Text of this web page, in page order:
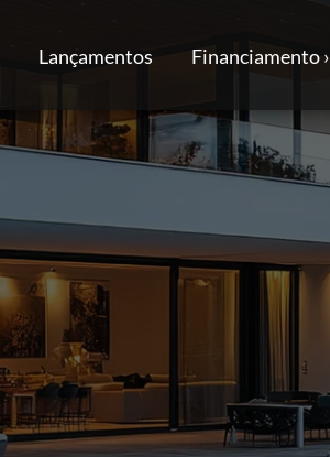
Lançamentos Financiamento ›